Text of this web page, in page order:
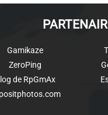
Gamikaze
ZeroPing
de RpGmAx